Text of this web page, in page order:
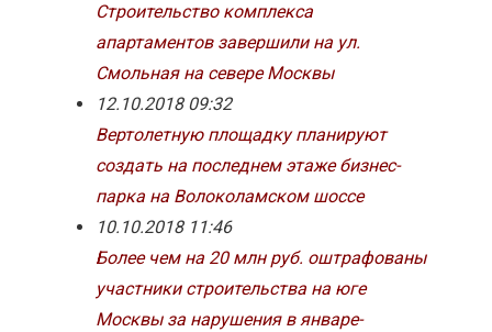
Строительство комплекса
апартаментов завершили на ул.
Смольная на севере Москвы
12.10.2018 09:32
Вертолетную площадку планируют
создать на последнем этаже бизнес-
парка на Волоколамском шоссе
10.10.2018 11:46
Более чем на 20 млн руб. оштрафованы
участники строительства на юге
Москвы за нарушения в январе-